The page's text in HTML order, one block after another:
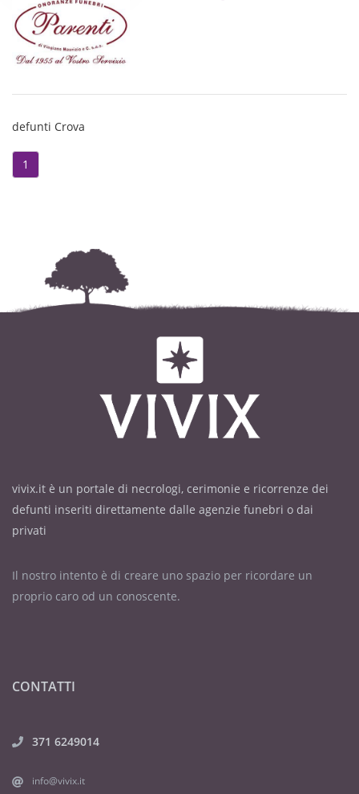
defunti Crova
1
vivix.it è un portale di necrologi, cerimonie e ricorrenze dei
defunti inseriti direttamente dalle agenzie funebri o dai
privati
Il nostro intento è di creare uno spazio per ricordare un
proprio caro od un conoscente.
CONTATTI
371 6249014
info@vivix.it